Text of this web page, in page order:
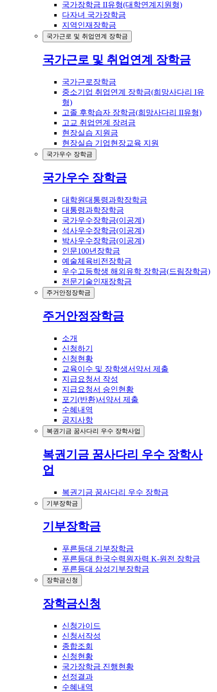
국가장학금 II유형(대학연계지원형)
다자녀 국가장학금
지역인재장학금
국가근로 및 취업연계 장학금
국가근로 및 취업연계 장학금
국가근로장학금
중소기업 취업연계 장학금(희망사다리 I유
형)
고졸 후학습자 장학금(희망사다리 II유형)
고교 취업연계 장려금
현장실습 지원금
현장실습 기업현장교육 지원
국가우수 장학금
국가우수 장학금
대학원대통령과학장학금
대통령과학장학금
국가우수장학금(이공계)
석사우수장학금(이공계)
박사우수장학금(이공계)
인문100년장학금
예술체육비전장학금
우수고등학생 해외유학 장학금(드림장학금)
전문기술인재장학금
주거안정장학금
주거안정장학금
소개
신청하기
신청현황
교육이수 및 장학생서약서 제출
지급요청서 작성
지급요청서 승인현황
포기(반환)서약서 제출
수혜내역
공지사항
복권기금 꿈사다리 우수 장학사업
복권기금 꿈사다리 우수 장학사
업
복권기금 꿈사다리 우수 장학금
기부장학금
기부장학금
푸른등대 기부장학금
푸른등대 한국수력원자력 K-원전 장학금
푸른등대 삼성기부장학금
장학금신청
장학금신청
신청가이드
신청서작성
종합조회
신청현황
국가장학금 진행현황
선정결과
수혜내역